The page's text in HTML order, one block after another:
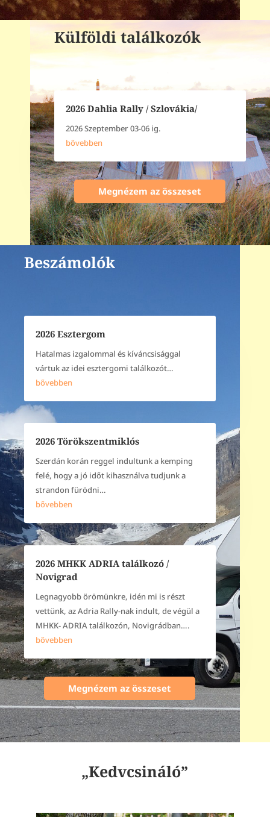
Külföldi találkozók
2026 Dahlia Rally / Szlovákia/
2026 Szeptember 03-06 ig.
bővebben
Megnézem az összeset
Beszámolók
2026 Esztergom
Hatalmas izgalommal és kíváncsisággal
vártuk az idei esztergomi találkozót…
bővebben
2026 Törökszentmiklós
Szerdán korán reggel indultunk a kemping
felé, hogy a jó időt kihasználva tudjunk a
strandon fürödni…
bővebben
2026 MHKK ADRIA találkozó /
Novigrad
Legnagyobb örömünkre, idén mi is részt
vettünk, az Adria Rally-nak indult, de végül a
MHKK- ADRIA találkozón, Novigrádban….
bővebben
Megnézem az összeset
„Kedvcsináló”